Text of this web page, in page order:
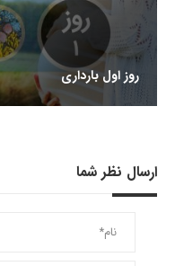
روز اول بارداری
ارسال نظر شما